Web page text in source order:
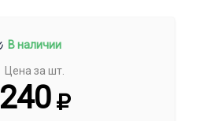
В наличии
Цена за шт.
240